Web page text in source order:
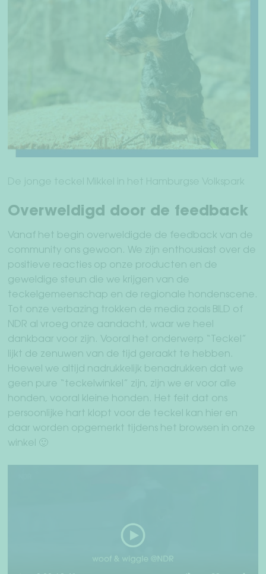
De jonge teckel Mikkel in het Hamburgse Volkspark
Overweldigd door de feedback
Vanaf het begin overweldigde de feedback van de
community ons gewoon. We zijn enthousiast over de
positieve reacties op onze producten en de
geweldige steun die we krijgen van de
teckelgemeenschap en de regionale hondenscene.
Tot onze verbazing trokken de media zoals BILD of
NDR al vroeg onze aandacht, waar we heel
dankbaar voor zijn. Vooral het onderwerp “Teckel”
lijkt de zenuwen van de tijd geraakt te hebben.
Hoewel we altijd nadrukkelijk benadrukken dat we
geen pure “teckelwinkel” zijn, zijn we er voor alle
honden, vooral kleine honden. Het feit dat ons
persoonlijke hart klopt voor de teckel kan hier en
daar worden opgemerkt tijdens het browsen in onze
winkel 🙂